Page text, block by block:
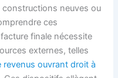
neuves ou
ces
finale nécessite
externes, telles
revenus ouvrant droit à